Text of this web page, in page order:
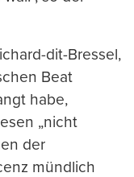
dit-Bressel,
Beat
habe,
„nicht
der
mündlich